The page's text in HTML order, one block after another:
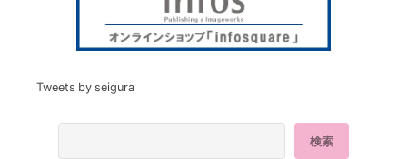
Tweets by seigura